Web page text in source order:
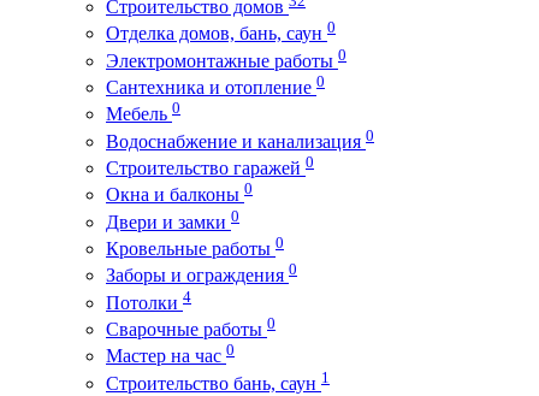
Строительство домов
Отделка домов, бань, саун 0
Электромонтажные работы 0
Сантехника и отопление 0
Мебель 0
Водоснабжение и канализация 0
Строительство гаражей 0
Окна и балконы 0
Двери и замки 0
Кровельные работы 0
Заборы и ограждения 0
Потолки 4
Сварочные работы 0
Мастер на час 0
Строительство бань, саун 1